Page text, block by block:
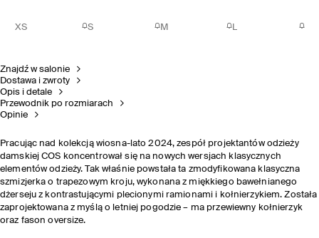
XS S M L
Znajdź w salonie
Dostawa i zwroty
Opis i detale
Przewodnik po rozmiarach
Opinie
Pracując nad kolekcją wiosna-lato 2024, zespół projektantów odzieży
damskiej COS koncentrował się na nowych wersjach klasycznych
elementów odzieży. Tak właśnie powstała ta zmodyfikowana klasyczna
szmizjerka o trapezowym kroju, wykonana z miękkiego bawełnianego
dżerseju z kontrastującymi plecionymi ramionami i kołnierzykiem. Została
zaprojektowana z myślą o letniej pogodzie – ma przewiewny kołnierzyk
oraz fason oversize.